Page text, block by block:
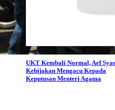
UKT Kembali Normal, Aef
Kebijakan Mengacu Kepada
Keputusan Menteri Agama